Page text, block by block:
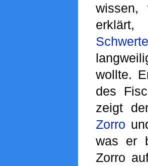
wissen,
wollte.
des
zeigt
Zorro
was er
Zorro